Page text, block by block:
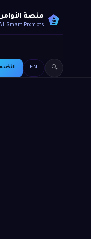
AI
SP
منصة الأوامر
Smart Prompts
🔍
EN